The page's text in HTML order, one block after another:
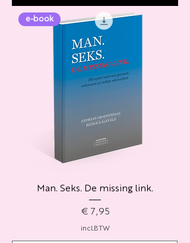
e-book
Man. Seks. De missing link.
Prijs
€ 7,95
incl.BTW